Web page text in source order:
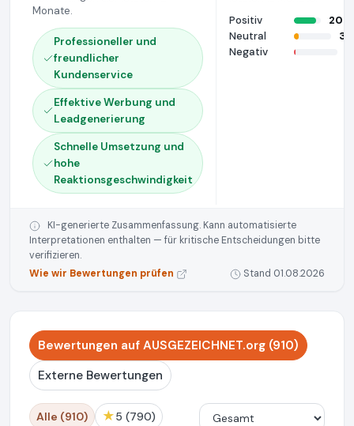
Monate.
Professioneller und
freundlicher
Kundenservice
Effektive Werbung und
Leadgenerierung
Schnelle Umsetzung und
hohe
Reaktionsgeschwindigkeit
Positiv
20
Neutral
3
Negativ
KI-generierte Zusammenfassung. Kann automatisierte
Interpretationen enthalten — für kritische Entscheidungen bitte
verifizieren.
Wie wir Bewertungen prüfen
Stand 01.08.2026
Bewertungen auf AUSGEZEICHNET.org (910)
Externe Bewertungen
Alle (910) ★ 5 (790)